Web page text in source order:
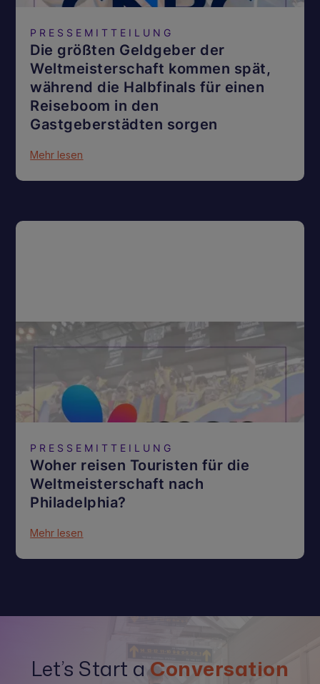
PRESSEMITTEILUNG
Die größten Geldgeber der
Weltmeisterschaft kommen spät,
während die Halbfinals für einen
Reiseboom in den
Gastgeberstädten sorgen
Mehr lesen
PRESSEMITTEILUNG
Woher reisen Touristen für die
Weltmeisterschaft nach
Philadelphia?
Mehr lesen
Let’s Start a Conversation